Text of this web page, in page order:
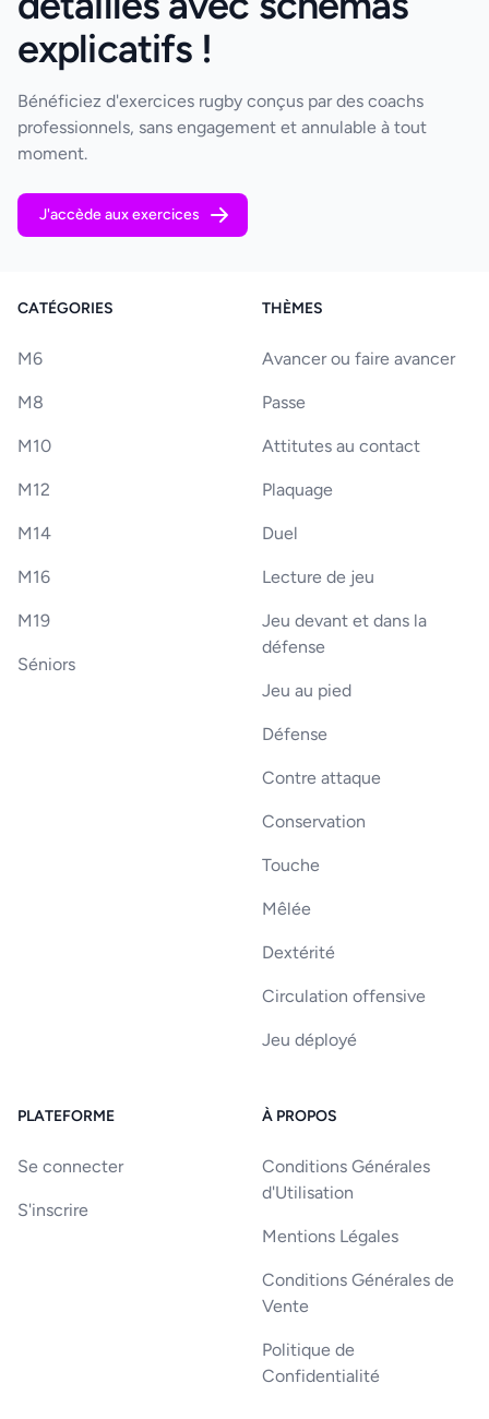
explicatifs !
Bénéficiez d'exercices rugby conçus par des coachs
professionnels, sans engagement et annulable à tout
moment.
J'accède aux exercices
CATÉGORIES
M6
M8
M10
M12
M14
M16
M19
Séniors
THÈMES
Avancer ou faire avancer
Passe
Attitutes au contact
Plaquage
Duel
Lecture de jeu
Jeu devant et dans la
défense
Jeu au pied
Défense
Contre attaque
Conservation
Touche
Mêlée
Dextérité
Circulation offensive
Jeu déployé
PLATEFORME
Se connecter
S'inscrire
À PROPOS
Conditions Générales
d'Utilisation
Mentions Légales
Conditions Générales de
Vente
Politique de
Confidentialité